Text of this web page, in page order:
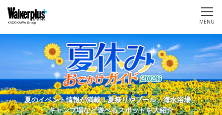
MENU
夏のイベント情報が満載！夏祭りやプール、海水浴場、
キャンプ場など遊べるスポットを大紹介